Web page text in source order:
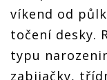
víkend od
točení desky.
typu
zabijačky,